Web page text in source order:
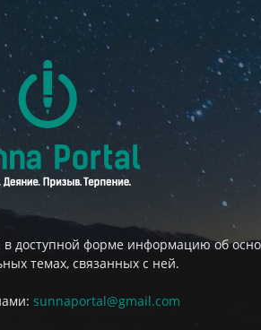
доступной форме информацию об
темах, связанных с ней.
sunnaportal@gmail.com